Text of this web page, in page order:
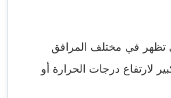
تظهر في مختلف المرافق
لارتفاع درجات الحرارة أو